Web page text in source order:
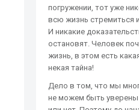
погружении, тот уже
всю жизнь стремиться
И никакие
остановят. Человек
жизнь, в этом есть
некая тайна!
Дело в том, что мы
не можем быть уверены